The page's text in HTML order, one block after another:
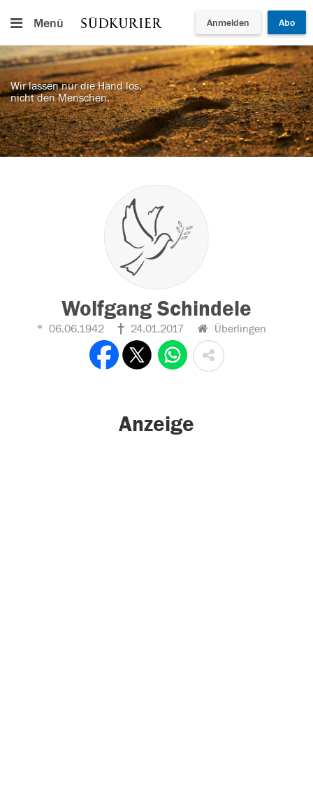
Menü Anmelden Abo
Wir lassen nur die Hand los,
nicht den Menschen.
Wolfgang Schindele
06.06.1942 24.01.2017 Überlingen
Anzeige